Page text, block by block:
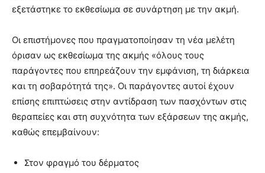
εξετάστηκε το εκθεσίωμα σε συνάρτηση με την ακμή.
Οι επιστήμονες που πραγματοποίησαν τη νέα μελέτη
όρισαν ως εκθεσίωμα της ακμής «όλους τους
παράγοντες που επηρεάζουν την εμφάνιση, τη διάρκεια
και τη σοβαρότητά της». Οι παράγοντες αυτοί έχουν
επίσης επιπτώσεις στην αντίδραση των πασχόντων στις
θεραπείες και στη συχνότητα των εξάρσεων της ακμής,
καθώς επεμβαίνουν:
Στον φραγμό του δέρματος